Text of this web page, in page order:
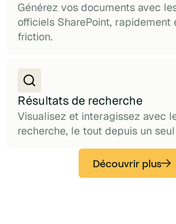
Générez vos documents avec
officiels SharePoint, rapidement
friction.
Résultats de recherche
Visualisez et interagissez avec
recherche, le tout depuis un
Découvrir plus